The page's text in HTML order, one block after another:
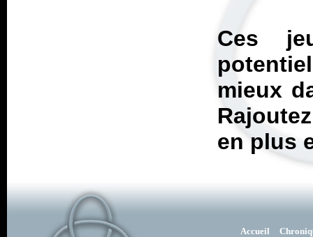
Ces
mieux
en plus
Accueil